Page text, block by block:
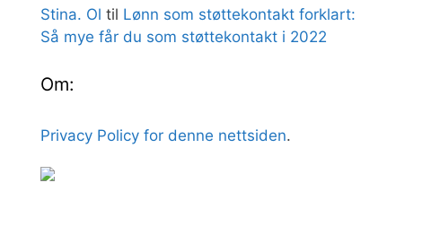
Stina. Ol til Lønn som støttekontakt forklart:
Så mye får du som støttekontakt i 2022
Om:
Privacy Policy for denne nettsiden.